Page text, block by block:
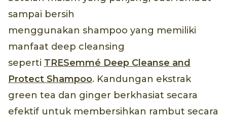
sampai bersih
menggunakan shampoo yang memiliki
manfaat deep cleansing
seperti TRESemmé Deep Cleanse and
Protect Shampoo. Kandungan ekstrak
green tea dan ginger berkhasiat secara
efektif untuk membersihkan rambut secara